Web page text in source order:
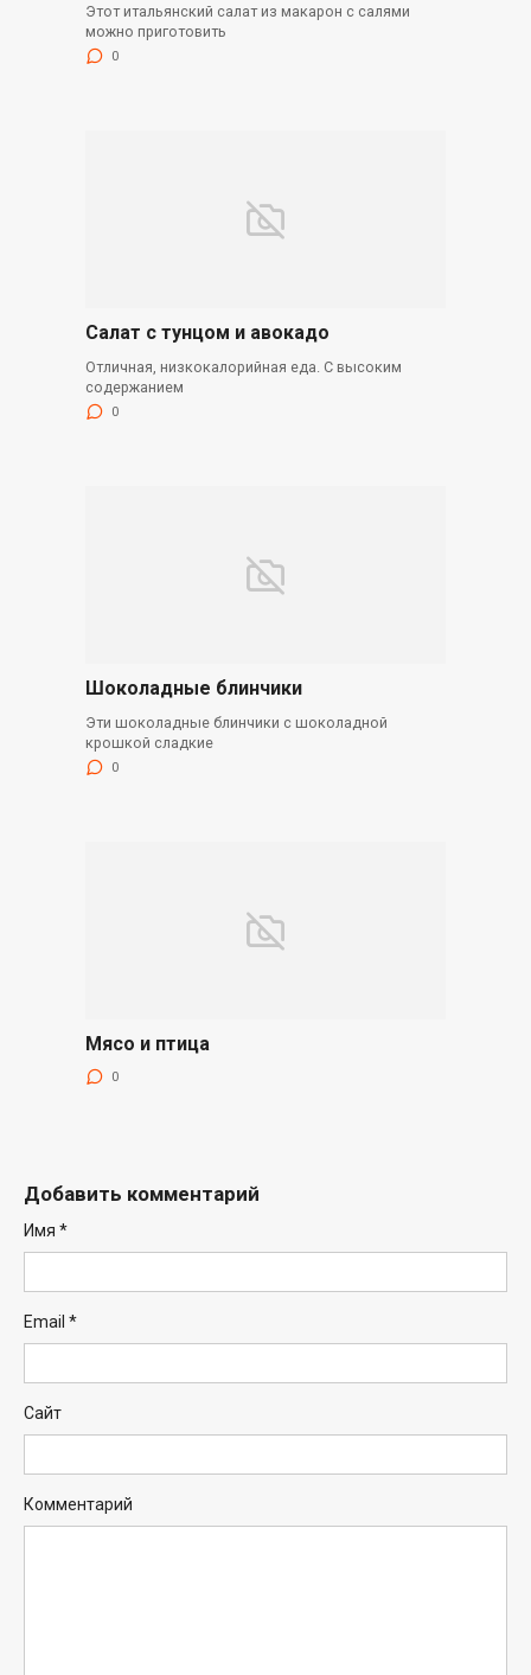
Этот итальянский салат из макарон с салями
можно приготовить
0
Салат с тунцом и авокадо
Отличная, низкокалорийная еда. С высоким
содержанием
0
Шоколадные блинчики
Эти шоколадные блинчики с шоколадной
крошкой сладкие
0
Мясо и птица
0
Добавить комментарий
Имя *
Email *
Сайт
Комментарий